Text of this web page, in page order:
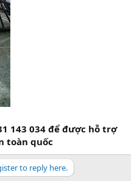
143 034 để được hỗ trợ
toàn quốc
to reply here.